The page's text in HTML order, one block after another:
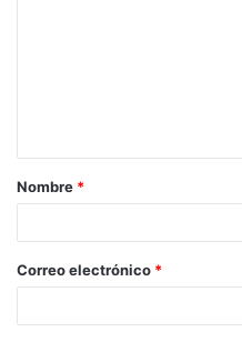
a
r
*
Nombre *
Correo electrónico *